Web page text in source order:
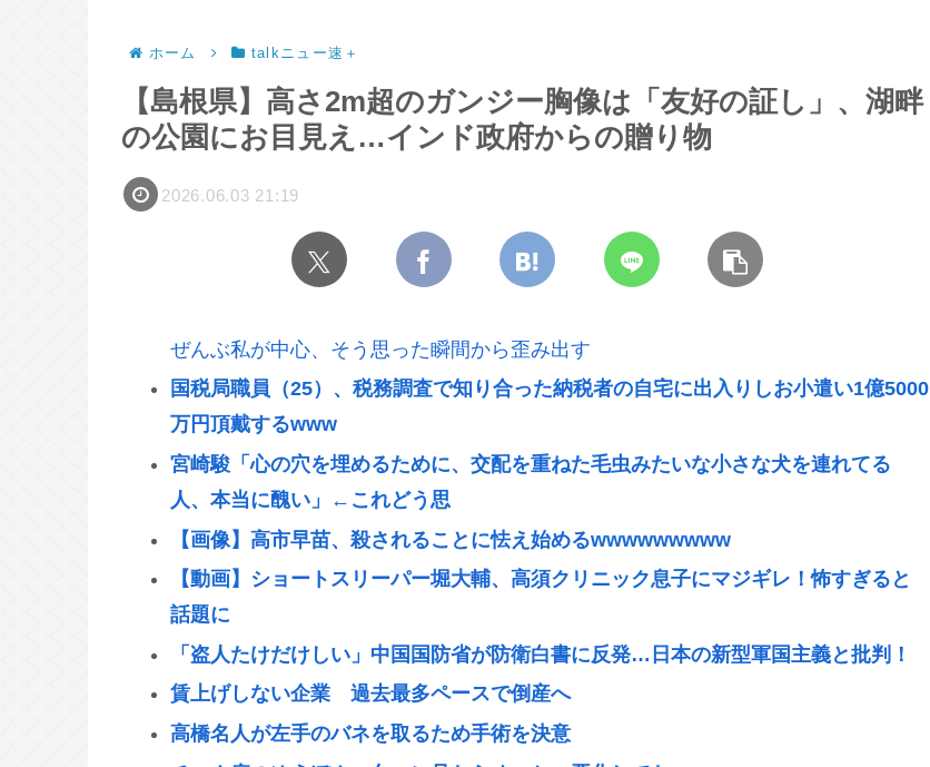
ホーム talkニュー速＋
【島根県】高さ2m超のガンジー胸像は「友好の証し」、湖畔
の公園にお目見え…インド政府からの贈り物
2026.06.03 21:19
ぜんぶ私が中心、そう思った瞬間から歪み出す
国税局職員（25）、税務調査で知り合った納税者の自宅に出入りしお小遣い1億5000
万円頂戴するwww
宮崎駿「心の穴を埋めるために、交配を重ねた毛虫みたいな小さな犬を連れてる
人、本当に醜い」←これどう思
【画像】高市早苗、殺されることに怯え始めるwwwwwwwww
【動画】ショートスリーパー堀大輔、高須クリニック息子にマジギレ！怖すぎると
話題に
「盗人たけだけしい」中国国防省が防衛白書に反発…日本の新型軍国主義と批判！
賃上げしない企業 過去最多ペースで倒産へ
高橋名人が左手のバネを取るため手術を決意